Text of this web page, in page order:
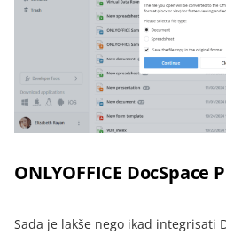
ONLYOFFICE DocSpace
Sada je lakše nego ikad integrisati